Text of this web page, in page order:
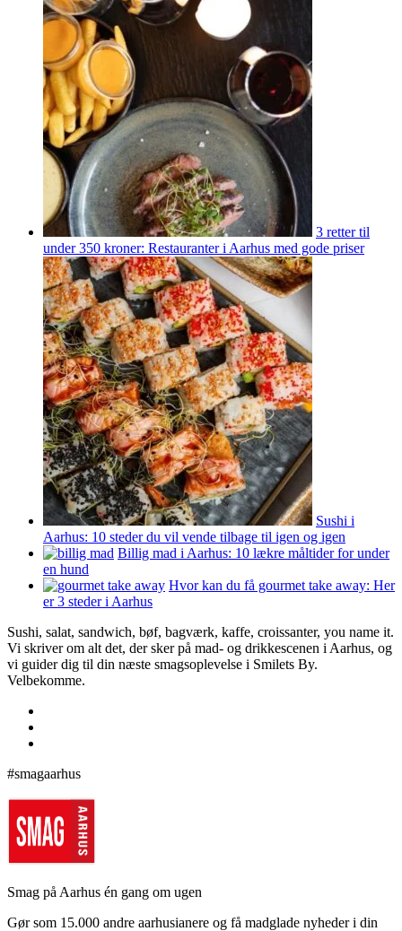
3 retter til
under 350 kroner: Restauranter i Aarhus med gode priser
Sushi i
Aarhus: 10 steder du vil vende tilbage til igen og igen
Billig mad i Aarhus: 10 lækre måltider for under
en hund
Hvor kan du få gourmet take away: Her
er 3 steder i Aarhus
Sushi, salat, sandwich, bøf, bagværk, kaffe, croissanter, you name it.
Vi skriver om alt det, der sker på mad- og drikkescenen i Aarhus, og
vi guider dig til din næste smagsoplevelse i Smilets By.
Velbekomme.
#smagaarhus
Smag på Aarhus én gang om ugen
Gør som 15.000 andre aarhusianere og få madglade nyheder i din